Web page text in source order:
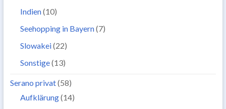
Indien(10)
Seehopping in Bayern(7)
Slowakei(22)
Sonstige(13)
Serano privat(58)
Aufklärung(14)